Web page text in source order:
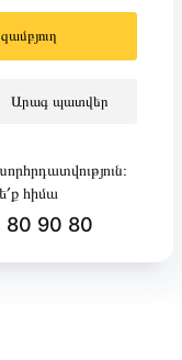
Արագ պատվեր
հիմա
80 90 80